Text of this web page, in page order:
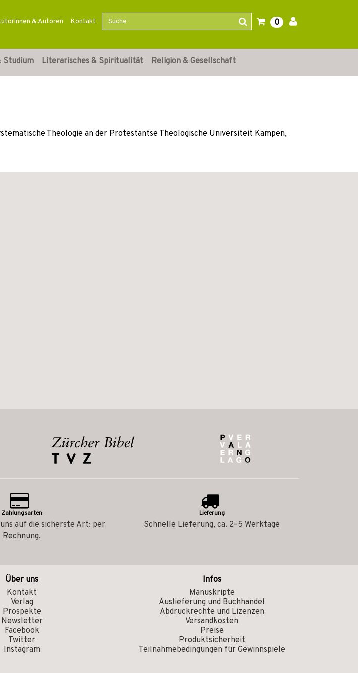
& Autoren Kontakt 0
Studium Literarisches & Spiritualität Religion & Gesellschaft
Theologie an der Protestantse Theologische Universiteit Kampen,
Zahlungsarten
auf die sicherste Art: per
Rechnung.
Lieferung
Schnelle Lieferung, ca. 2–5 Werktage
Über uns
Kontakt
Verlag
Prospekte
Newsletter
Facebook
Twitter
Instagram
Infos
Manuskripte
Auslieferung und Buchhandel
Abdruckrechte und Lizenzen
Versandkosten
Preise
Produktsicherheit
Teilnahmebedingungen für Gewinnspiele